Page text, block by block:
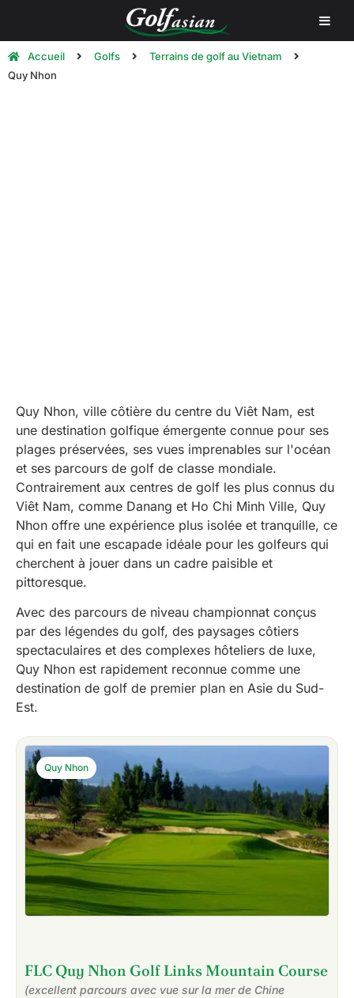
Accueil Golfs
Terrains de golf au Vietnam
Quy Nhon
Quy Nhon, ville côtière du centre du Viêt Nam, est
une destination golfique émergente connue pour ses
plages préservées, ses vues imprenables sur l'océan
et ses parcours de golf de classe mondiale.
Contrairement aux centres de golf les plus connus du
Viêt Nam, comme Danang et Ho Chi Minh Ville, Quy
Nhon offre une expérience plus isolée et tranquille, ce
qui en fait une escapade idéale pour les golfeurs qui
cherchent à jouer dans un cadre paisible et
pittoresque.
Avec des parcours de niveau championnat conçus
par des légendes du golf, des paysages côtiers
spectaculaires et des complexes hôteliers de luxe,
Quy Nhon est rapidement reconnue comme une
destination de golf de premier plan en Asie du Sud-
Est.
FLC Quy Nhon Golf Links Mountain Course
(excellent parcours avec vue sur la mer de Chine
Quy Nhon